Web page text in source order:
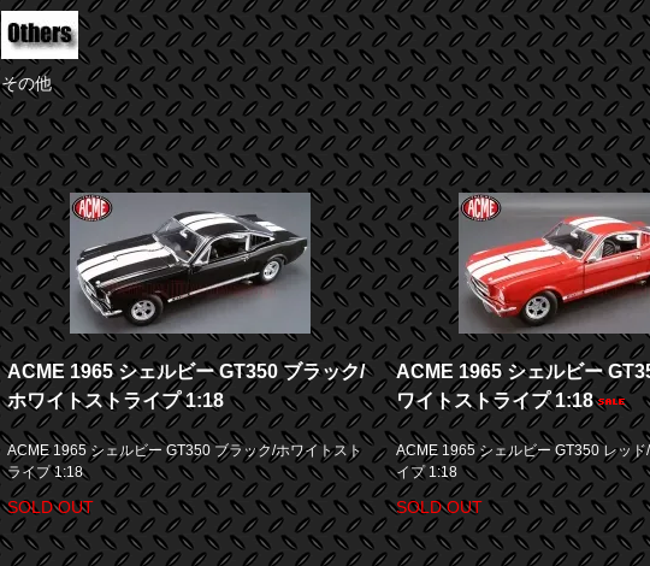
その他
ACME 1965 シェルビー GT350 ブラック/
ホワイトストライプ 1:18
ACME 1965 シェルビー GT350 ブラック/ホワイトスト
ライプ 1:18
SOLD OUT
ACME 1965 シェルビー
ワイトストライプ 1:18
ACME 1965 シェルビー GT350 レッ
イプ 1:18
SOLD OUT